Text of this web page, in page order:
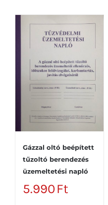
Gázzal oltó beépített
tűzoltó berendezés
üzemeltetési napló
5.990Ft